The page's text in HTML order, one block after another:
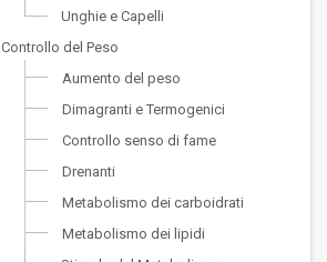
Unghie e Capelli
Controllo del Peso
Aumento del peso
Dimagranti e Termogenici
Controllo senso di fame
Drenanti
Metabolismo dei carboidrati
Metabolismo dei lipidi